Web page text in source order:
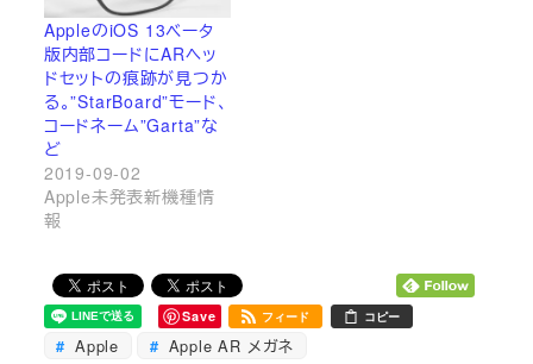
AppleのiOS 13ベータ
版内部コードにARヘッ
ドセットの痕跡が見つか
る。”StarBoard”モード、
コードネーム”Garta”な
ど
2019-09-02
Apple未発表新機種情
報
Save フィード コピー
Apple
Apple AR メガネ